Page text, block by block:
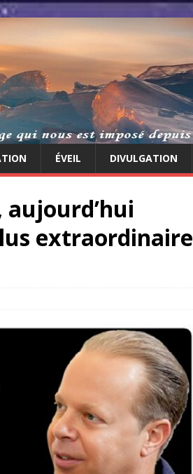
ÉVEIL DIVULGATION
aujourd’hui
extraordinaire